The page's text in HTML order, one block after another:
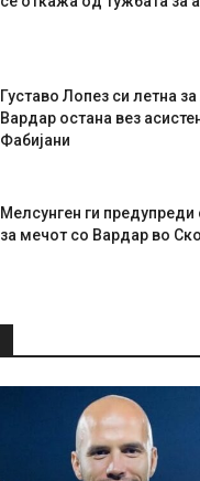
Густаво Лопез си летна
Вардар остана вез
Фабијани
Мелсунген ги
за мечот со Вардар во